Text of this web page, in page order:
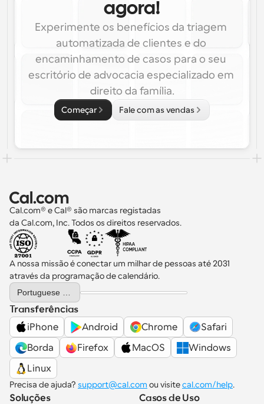
agora!
Experimente os benefícios da triagem
automatizada de clientes e do
encaminhamento de casos para o seu
escritório de advocacia especializado em
direito da família.
Começar Fale com as vendas
Cal.com® e Cal® são marcas registadas
da Cal.com, Inc. Todos os direitos reservados.
A nossa missão é conectar um milhar de pessoas até 2031
através da programação de calendário.
Select Language
Transferências
iPhone
Android Chrome
Safari
Borda
Firefox MacOS
Windows
Linux
Precisa de ajuda? support@cal.com ou visite cal.com/help.
Soluções
Casos de Uso